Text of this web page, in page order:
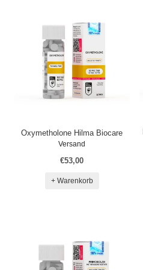
Oxymetholone Hilma Biocare
Versand
€53,00
+ Warenkorb